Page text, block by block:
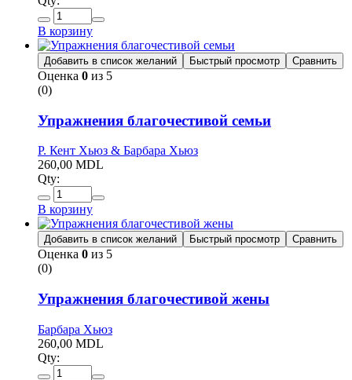
В корзину
Добавить в список желаний Быстрый просмотр Сравнить
Оценка 0 из 5
(0)
Упражнения благочестивой семьи
Р. Кент Хьюз & Барбара Хьюз
260,00 MDL
Qty:
В корзину
Добавить в список желаний Быстрый просмотр Сравнить
Оценка 0 из 5
(0)
Упражнения благочестивой жены
Барбара Хьюз
260,00 MDL
Qty: